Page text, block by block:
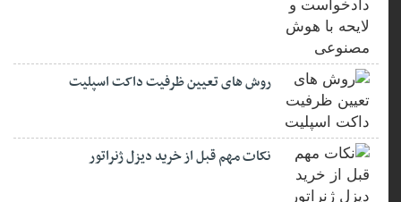
روش های تعیین ظرفیت داکت اسپلیت
نکات مهم قبل از خرید دیزل ژنراتور